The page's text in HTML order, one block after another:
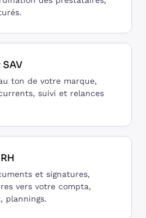
ton de votre marque,
suivi et relances
et signatures,
vers votre compta,
plannings.